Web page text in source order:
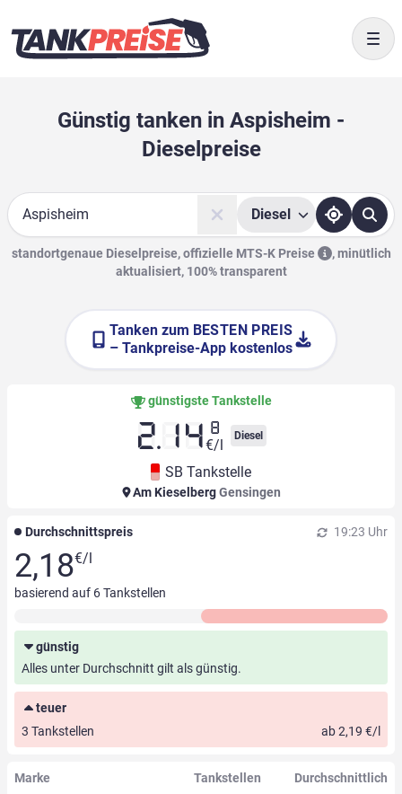
Günstig tanken in Aspisheim -
Dieselpreise
Suche
Diesel
standortgenaue Dieselpreise, offizielle MTS-K Preise ,minütlich
aktualisiert, 100% transparent
Tanken zum BESTEN PREIS
– Tankpreise-App kostenlos
günstigste Tankstelle
2.14 8
€/l
Diesel
SB Tankstelle
Am KieselbergGensingen
Durchschnittspreis 19:23 Uhr
2,18€/l
basierend auf 6Tankstellen
günstig
Alles unter Durchschnitt gilt als günstig.
teuer
3 Tankstellen
ab 2,19 €/l
Marke Tankstellen Durchschnittlich